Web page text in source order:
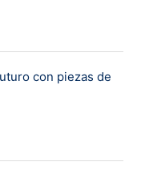
con piezas de